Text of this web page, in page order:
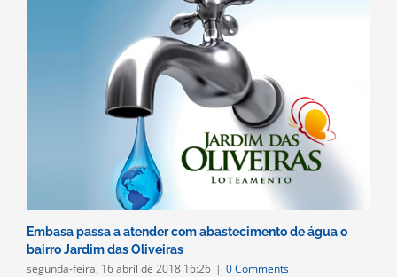
Embasa passa a atender com abastecimento de água o
bairro Jardim das Oliveiras
segunda-feira, 16 abril de 2018 16:26 | 0 Comments